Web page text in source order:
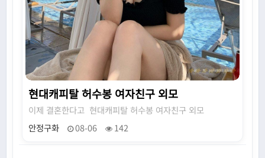
현대캐피탈 허수봉 여자친구 외모
이제 결혼한다고 현대캐피탈 허수봉 여자친구 외모
안정구화
08-06 142